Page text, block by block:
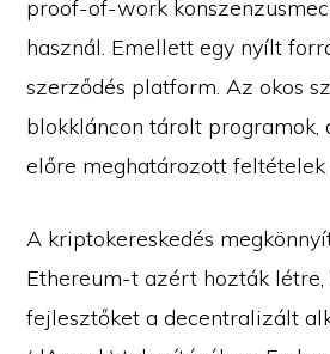
proof-of-work
használ. Emellett egy nyílt
szerződés platform. Az okos
blokkláncon tárolt programok,
előre meghatározott
A kriptokereskedés
Ethereum-t azért hozták létre,
fejlesztőket a decentralizált